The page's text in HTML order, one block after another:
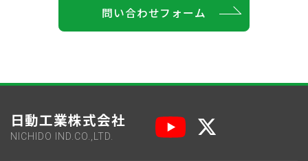
問い合わせフォーム
日動工業株式会社
NICHIDO IND.CO.,LTD.